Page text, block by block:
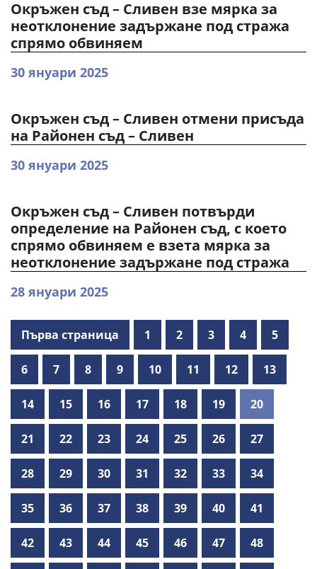
Окръжен съд – Сливен взе мярка за
неотклонение задържане под стража
спрямо обвиняем
30 януари 2025
Окръжен съд – Сливен отмени присъда
на Районен съд – Сливен
30 януари 2025
Окръжен съд – Сливен потвърди
определение на Районен съд, с което
спрямо обвиняем е взета мярка за
неотклонение задържане под стража
28 януари 2025
Първа страница 1 2 3 4 5
6 7 8 9 10 11 12 13
14 15 16 17 18 19 20
21 22 23 24 25 26 27
28 29 30 31 32 33 34
35 36 37 38 39 40 41
42 43 44 45 46 47 48